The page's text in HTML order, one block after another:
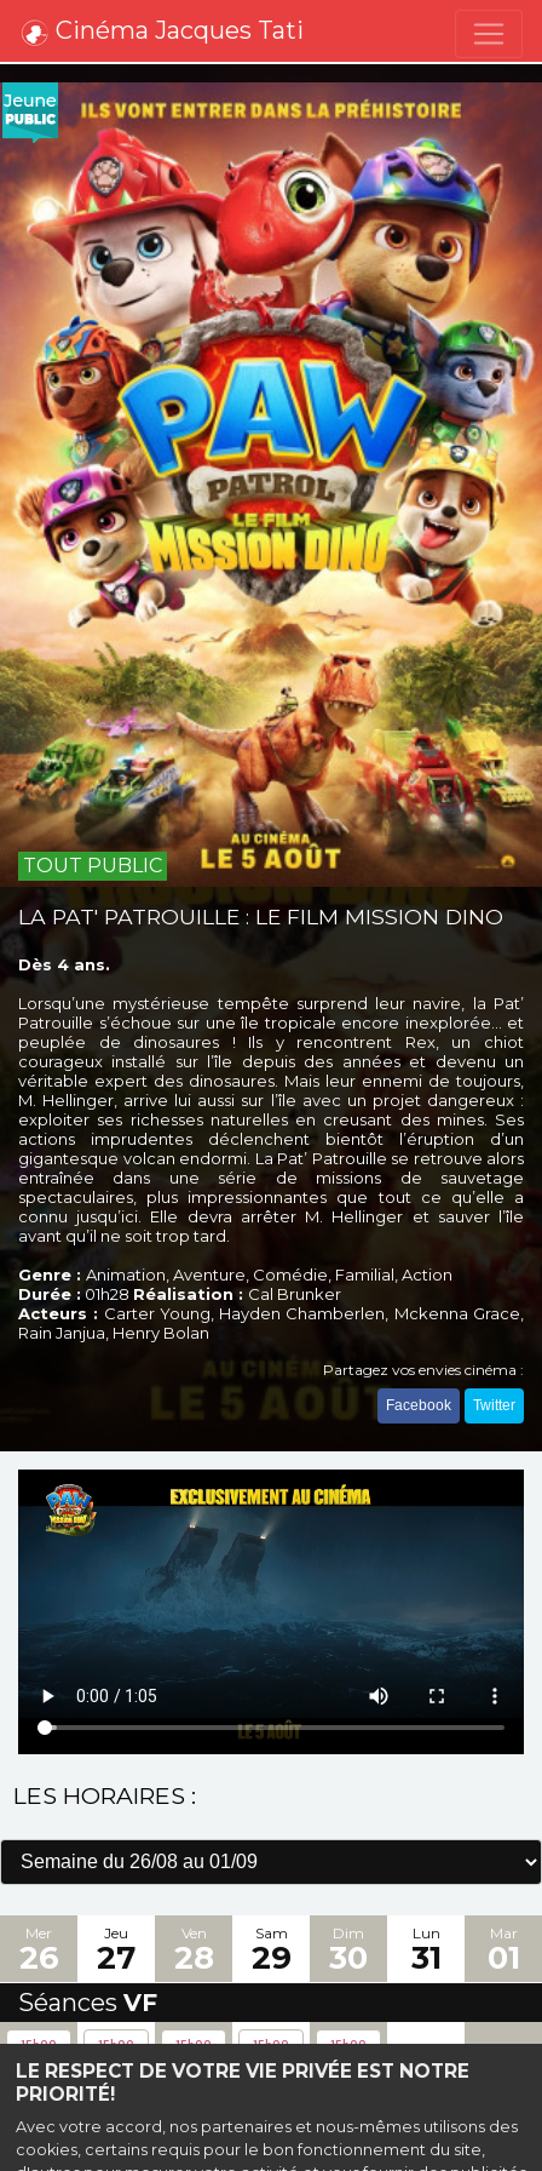
LE RESPECT DE VOTRE VIE PRIVÉE EST NOTRE
PRIORITÉ!
Avec votre accord, nos partenaires et nous-mêmes utilisons des
cookies, certains requis pour le bon fonctionnement du site,
Cinéma Jacques Tati
TOUT PUBLIC
LA PAT' PATROUILLE : LE FILM MISSION DINO
Dès 4 ans.
Lorsqu’une mystérieuse tempête surprend leur navire, la Pat’
Patrouille s’échoue sur une île tropicale encore inexplorée… et
peuplée de dinosaures ! Ils y rencontrent Rex, un chiot
courageux installé sur l’île depuis des années et devenu un
véritable expert des dinosaures. Mais leur ennemi de toujours,
M. Hellinger, arrive lui aussi sur l’île avec un projet dangereux :
exploiter ses richesses naturelles en creusant des mines. Ses
actions imprudentes déclenchent bientôt l’éruption d’un
gigantesque volcan endormi. La Pat’ Patrouille se retrouve alors
entraînée dans une série de missions de sauvetage
spectaculaires, plus impressionnantes que tout ce qu’elle a
connu jusqu’ici. Elle devra arrêter M. Hellinger et sauver l’île
avant qu’il ne soit trop tard.
Genre : Animation, Aventure, Comédie, Familial, Action
Durée : 01h28 Réalisation :Cal Brunker
Acteurs : Carter Young, Hayden Chamberlen, Mckenna Grace,
Rain Janjua, Henry Bolan
Partagez vos envies cinéma :
Facebook Twitter
LES HORAIRES :
Mer
26
Jeu
27
Ven
28
Sam
29
Dim
30
Lun
31
Mar
01
Séances VF
15h00 15h00 15h00 15h00 15h00 - -
Haut de page